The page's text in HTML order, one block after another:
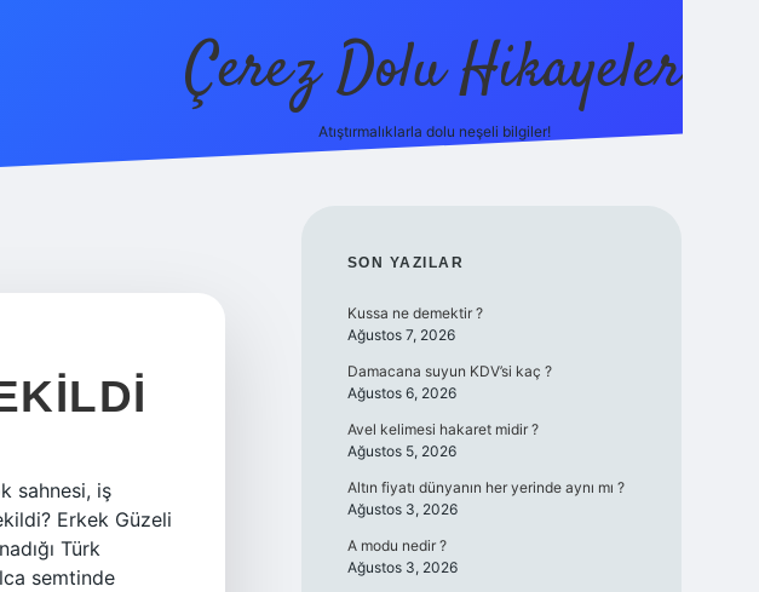
Çerez Dolu Hikayeler
Atıştırmalıklarla dolu neşeli bilgiler!
sahnesi, iş
Erkek Güzeli
Türk
semtinde
SIDEBAR
SON YAZILAR
Kussa ne demektir ?
Ağustos 7, 2026
Damacana suyun KDV’si kaç ?
Ağustos 6, 2026
Avel kelimesi hakaret midir ?
Ağustos 5, 2026
Altın fiyatı dünyanın her yerinde aynı mı ?
Ağustos 3, 2026
A modu nedir ?
Ağustos 3, 2026